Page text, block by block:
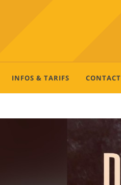
INFOS & TARIFS CONTACT